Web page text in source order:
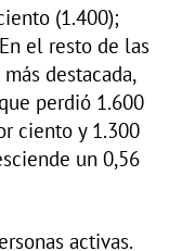
(1.400);
el resto de las
destacada,
perdió 1.600
ciento y 1.300
un 0,56
activas.